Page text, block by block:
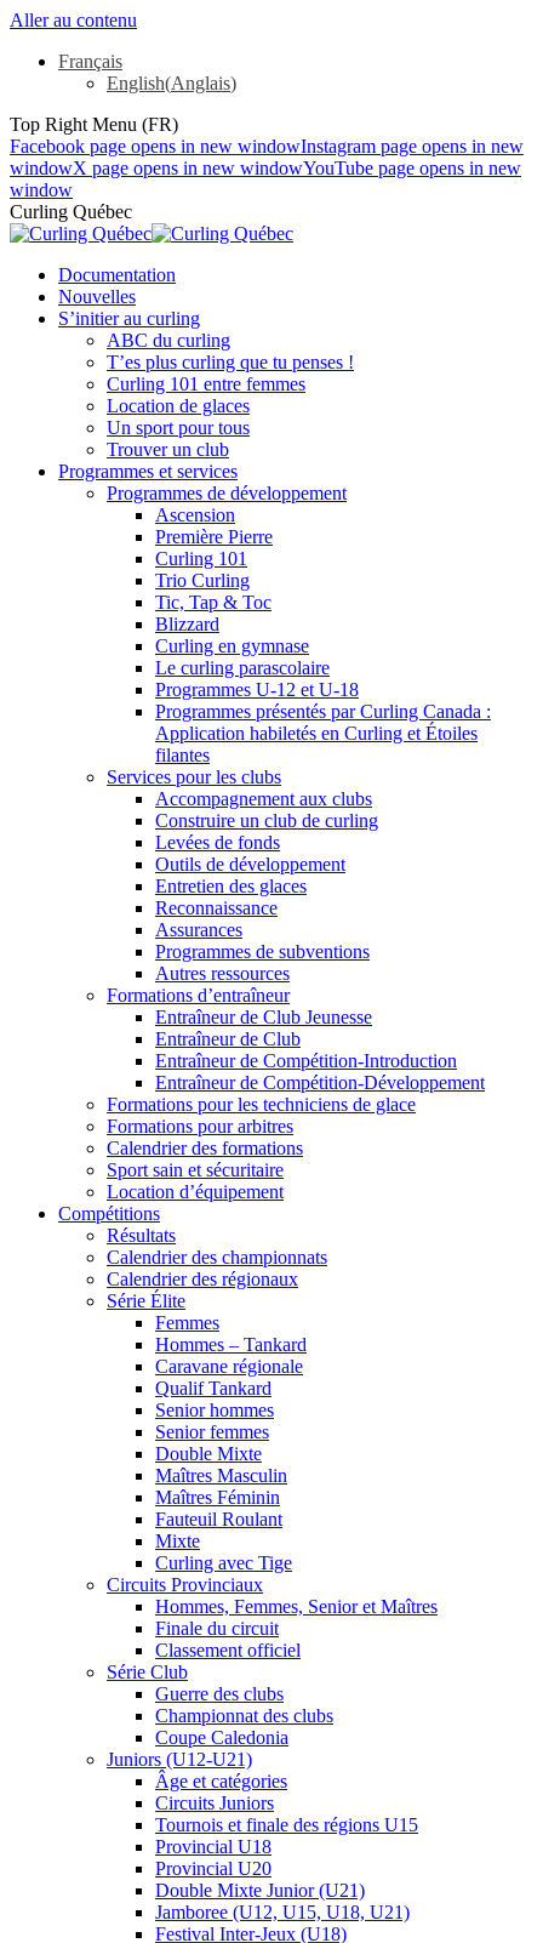
Aller au contenu
Français
English(Anglais)
Top Right Menu (FR)
Facebook page opens in new windowInstagram page opens in new
windowX page opens in new windowYouTube page opens in new
window
Curling Québec
Documentation
Nouvelles
S’initier au curling
ABC du curling
T’es plus curling que tu penses !
Curling 101 entre femmes
Location de glaces
Un sport pour tous
Trouver un club
Programmes et services
Programmes de développement
Ascension
Première Pierre
Curling 101
Trio Curling
Tic, Tap & Toc
Blizzard
Curling en gymnase
Le curling parascolaire
Programmes U-12 et U-18
Programmes présentés par Curling Canada :
Application habiletés en Curling et Étoiles
filantes
Services pour les clubs
Accompagnement aux clubs
Construire un club de curling
Levées de fonds
Outils de développement
Entretien des glaces
Reconnaissance
Assurances
Programmes de subventions
Autres ressources
Formations d’entraîneur
Entraîneur de Club Jeunesse
Entraîneur de Club
Entraîneur de Compétition-Introduction
Entraîneur de Compétition-Développement
Formations pour les techniciens de glace
Formations pour arbitres
Calendrier des formations
Sport sain et sécuritaire
Location d’équipement
Compétitions
Résultats
Calendrier des championnats
Calendrier des régionaux
Série Élite
Femmes
Hommes – Tankard
Caravane régionale
Qualif Tankard
Senior hommes
Senior femmes
Double Mixte
Maîtres Masculin
Maîtres Féminin
Fauteuil Roulant
Mixte
Curling avec Tige
Circuits Provinciaux
Hommes, Femmes, Senior et Maîtres
Finale du circuit
Classement officiel
Série Club
Guerre des clubs
Championnat des clubs
Coupe Caledonia
Juniors (U12-U21)
Âge et catégories
Circuits Juniors
Tournois et finale des régions U15
Provincial U18
Provincial U20
Double Mixte Junior (U21)
Jamboree (U12, U15, U18, U21)
Festival Inter-Jeux (U18)